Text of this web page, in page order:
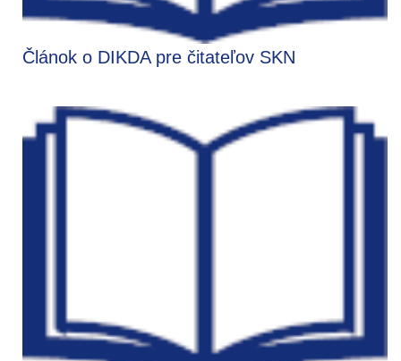
Článok o DIKDA pre čitateľov SKN